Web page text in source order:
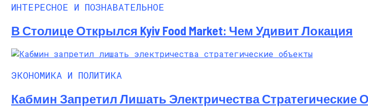
ИНТЕРЕСНОЕ И ПОЗНАВАТЕЛЬНОЕ
В Столице Открылся Kyiv Food Market: Чем Удивит Локация
ЭКОНОМИКА И ПОЛИТИКА
Кабмин Запретил Лишать Электричества Стратегические